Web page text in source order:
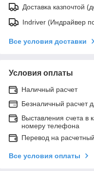
Доставка казпочтой
Indriver (Индрайвер
Все условия доставки
Условия оплаты
Наличный расчет
Безналичный расчет
Выставления счета в
номеру телефона
Перевод на
Все условия оплаты